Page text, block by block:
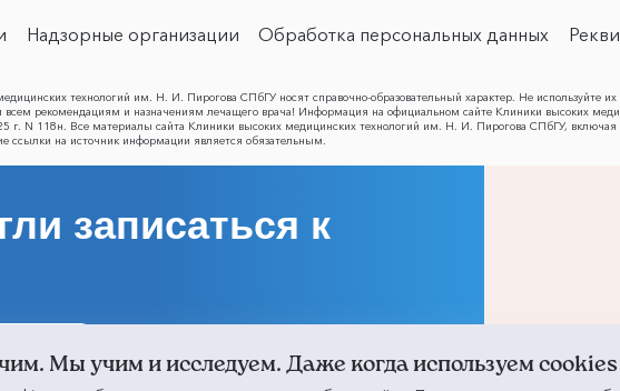
Надзорные организации Обработка персональных данных
технологий им. Н. И. Пирогова СПбГУ носят справочно-образовательный характер. Не используйте
всем рекомендациям и назначениям лечащего врача! Информация на официальном сайте Клиники высоких
г. N 118н. Все материалы сайта Клиники высоких медицинских технологий им. Н. И. Пирогова СПбГУ,
ссылки на источник информации является обязательным.
записаться к
Мы учим и исследуем. Даже когда используем cookies